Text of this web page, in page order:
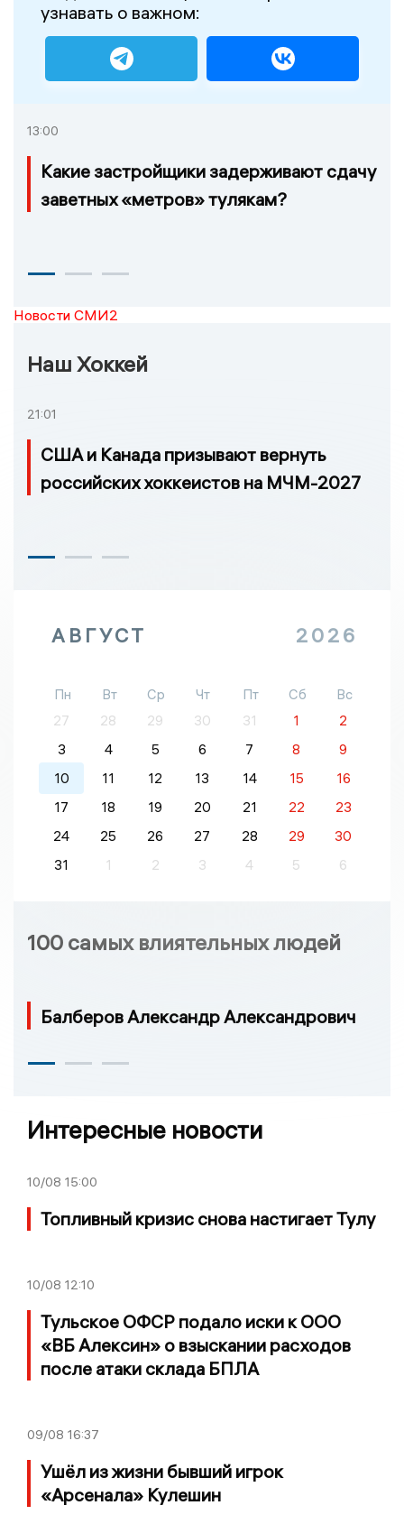
узнавать о важном:
13:00
Какие застройщики задерживают сдачу
заветных «метров» тулякам?
Новости СМИ2
Наш Хоккей
21:01
США и Канада призывают вернуть
российских хоккеистов на МЧМ-2027
АВГУСТ 2026
Пн Вт Ср Чт Пт Сб
Вс
27
28 29 30 31 1
2
3
4 5 6 7 8
9
10
11 12 13 14 15
16
17
18 19 20 21 22
23
24
25 26 27 28 29
30
31
1 2 3 4 5 6
100 самых влиятельных людей
Балберов Александр Александрович
Интересные новости
10/08 15:00
Топливный кризис снова настигает Тулу
10/08 12:10
Тульское ОФСР подало иски к ООО
«ВБ Алексин» о взыскании расходов
после атаки склада БПЛА
09/08 16:37
Ушёл из жизни бывший игрок
«Арсенала» Кулешин